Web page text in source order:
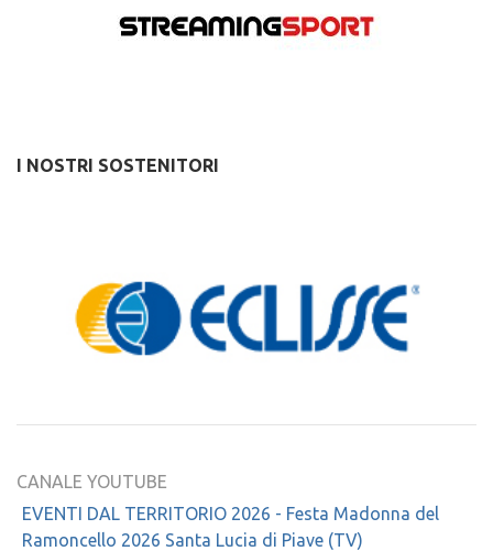
I NOSTRI SOSTENITORI
CANALE YOUTUBE
EVENTI DAL TERRITORIO 2026 - Festa Madonna del
Ramoncello 2026 Santa Lucia di Piave (TV)